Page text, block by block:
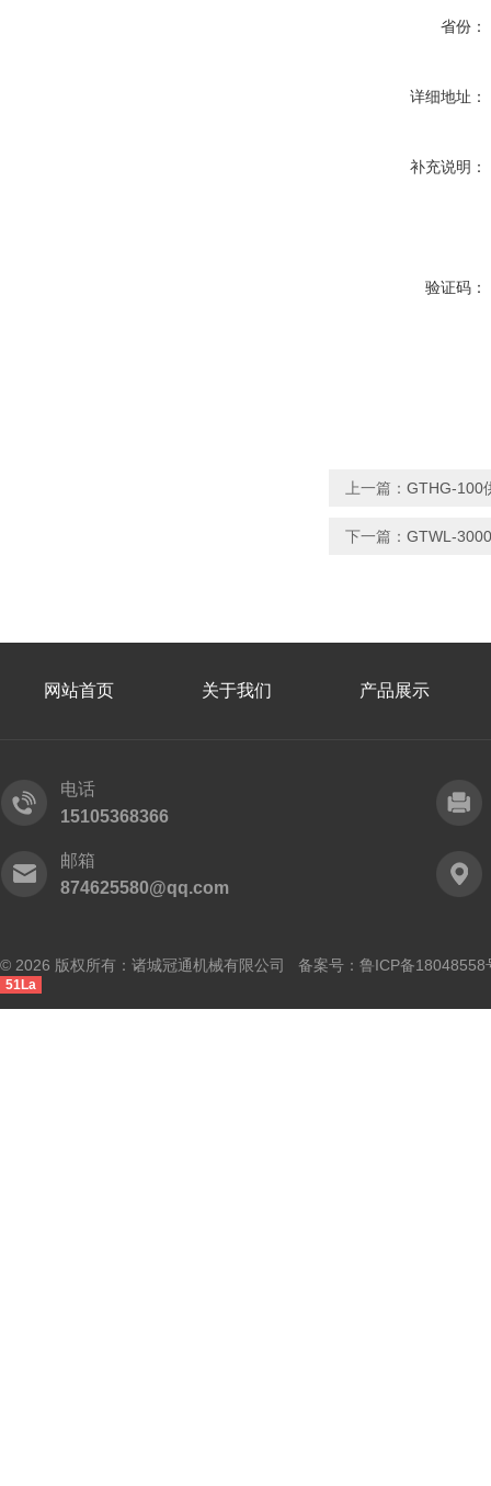
省份：
详细地址：
补充说明：
验证码：
上一篇： GTHG-100
下一篇： GTWL-
网站首页 关于我们 产品展示
电话
15105368366
邮箱
874625580@qq.com
© 2026 版权所有：诸城冠通机械有限公司 备案号： 鲁ICP备18048558
51La